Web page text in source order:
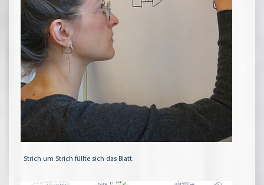
Strich um Strich füllte sich das Blatt.